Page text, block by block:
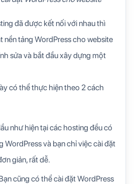
đã được kết nối với nhau thì
nền tảng WordPress cho website
sửa và bắt đầu xây dựng một
có thể thực hiện theo 2 cách
như hiện tại các hosting đều có
WordPress và bạn chỉ việc cài đặt
giản, rất dễ.
cũng có thể cài đặt WordPress